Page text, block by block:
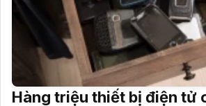
Hàng triệu thiết bị điện tử